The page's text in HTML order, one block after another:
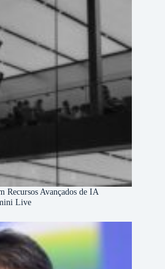
Recursos Avançados de IA
Live